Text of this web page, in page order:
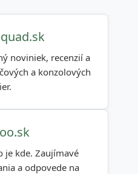
noviniek, recenzií a
a konzolových
je kde. Zaujímavé
a odpovede na